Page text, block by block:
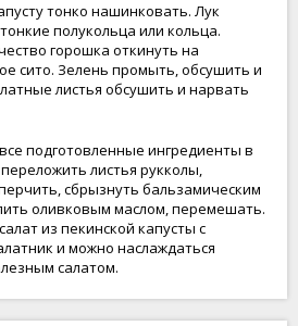
тонко нашинковать. Лук
полукольца или кольца.
горошка откинуть на
сито. Зелень промыть, обсушить и
листья обсушить и нарвать
подготовленные ингредиенты в
листья рукколы,
сбрызнуть бальзамическим
оливковым маслом, перемешать.
из пекинской капусты с
и можно наслаждаться
салатом.